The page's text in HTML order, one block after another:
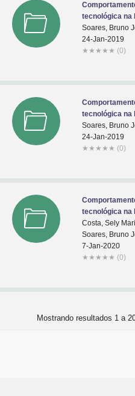
tecnológica na
Soares, Bruno
24-Jan-2019
★ ★ ★ ★ ★ (0)
tecnológica na
Soares, Bruno
24-Jan-2019
★ ★ ★ ★ ★ (0)
tecnológica na
Costa, Sely
Soares, Bruno
7-Jan-2020
★ ★ ★ ★ ★ (0)
Mostrando resultados 1 a